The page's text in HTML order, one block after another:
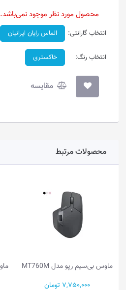
محصول مورد نظر موجود نمی‌باشد.
انتخاب گارانتی: الماس رایان ایرانیان
انتخاب رنگ: خاکستری
مقایسه
محصولات مرتبط
ماوس بی‌سیم رپو مدل MT760M
7,750,000 تومان